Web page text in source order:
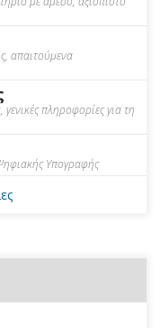
απαιτούμενα
πληροφορίες για τη
Υπογραφής